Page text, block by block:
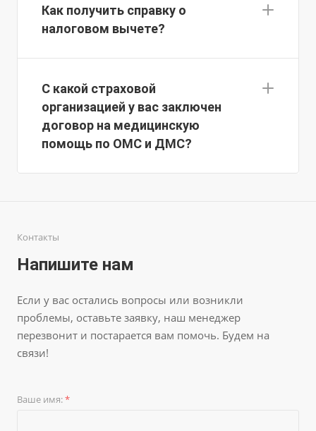
Как получить справку о
налоговом вычете?
С какой страховой
организацией у вас заключен
договор на медицинскую
помощь по ОМС и ДМС?
Контакты
Напишите нам
Если у вас остались вопросы или возникли
проблемы, оставьте заявку, наш менеджер
перезвонит и постарается вам помочь. Будем на
связи!
Ваше имя:*